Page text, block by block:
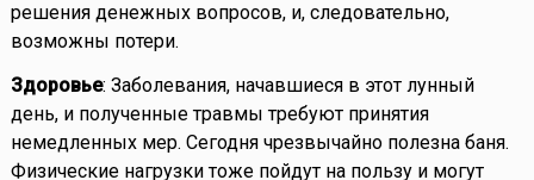
решения денежных вопросов, и, следовательно,
возможны потери.
Здоровье: Заболевания, начавшиеся в этот лунный
день, и полученные травмы требуют принятия
немедленных мер. Сегодня чрезвычайно полезна баня.
Физические нагрузки тоже пойдут на пользу и могут